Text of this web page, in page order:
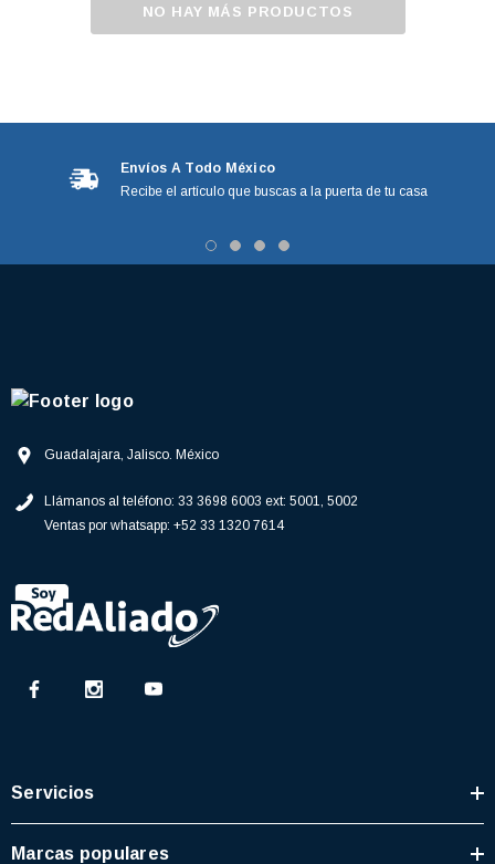
NO HAY MÁS PRODUCTOS
Envíos A Todo México
Recibe el artículo que buscas a la puerta de tu casa
Guadalajara, Jalisco. México
Llámanos al teléfono: 33 3698 6003 ext: 5001, 5002
Ventas por whatsapp: +52 33 1320 7614
Servicios
Marcas populares